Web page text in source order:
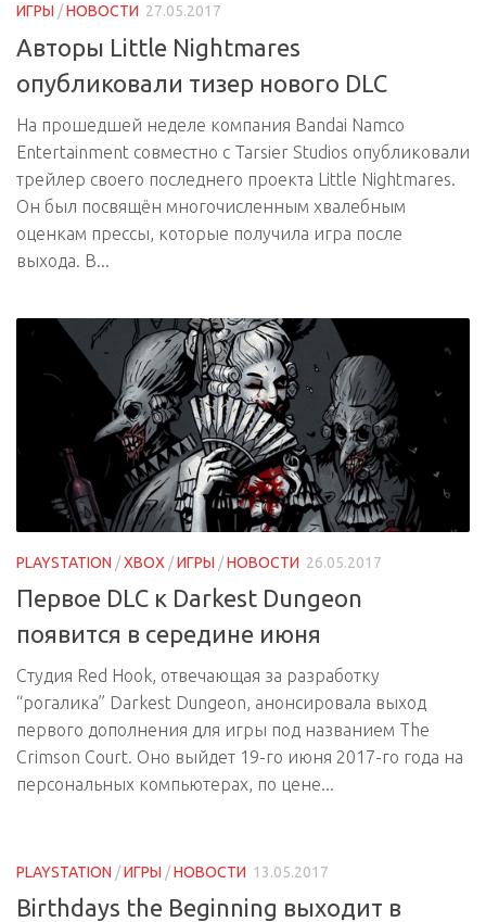
ИГРЫ /НОВОСТИ 27.05.2017
Авторы Little Nightmares
опубликовали тизер нового DLC
На прошедшей неделе компания Bandai Namco
Entertainment совместно с Tarsier Studios опубликовали
трейлер своего последнего проекта Little Nightmares.
Он был посвящён многочисленным хвалебным
оценкам прессы, которые получила игра после
выхода. В...
PLAYSTATION /XBOX /ИГРЫ /НОВОСТИ 26.05.2017
Первое DLC к Darkest Dungeon
появится в середине июня
Студия Red Hook, отвечающая за разработку
“рогалика” Darkest Dungeon, анонсировала выход
первого дополнения для игры под названием The
Crimson Court. Оно выйдет 19-го июня 2017-го года на
персональных компьютерах, по цене...
PLAYSTATION /ИГРЫ /НОВОСТИ 13.05.2017
Birthdays the Beginning выходит в